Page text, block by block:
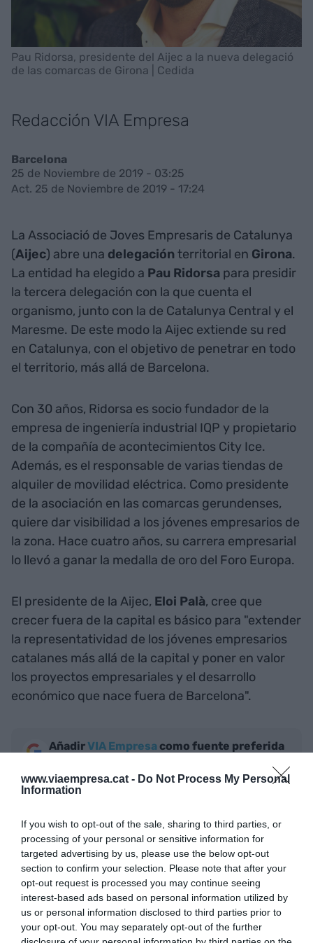
www.viaempresa.cat - Do Not Process My Personal
Information
If you wish to opt-out of the sale, sharing to third parties, or
processing of your personal or sensitive information for
targeted advertising by us, please use the below opt-out
section to confirm your selection. Please note that after your
opt-out request is processed you may continue seeing
interest-based ads based on personal information utilized by
us or personal information disclosed to third parties prior to
your opt-out. You may separately opt-out of the further
Pau Ridorsa, presidente del Aijec a la nueva delegació
de las comarcas de Girona | Cedida
Redacción VIA Empresa
Barcelona
25 de Noviembre de 2019 - 03:25
Act. 25 de Noviembre de 2019 - 17:24
La Associació de Joves Empresaris de Catalunya
(Aijec) abre una delegación territorial en Girona.
La entidad ha elegido a Pau Ridorsa para presidir
la tercera delegación con la que cuenta el
organismo, junto con la de Catalunya Central y el
Maresme. De este modo la Aijec extiende su red
en Catalunya, con el objetivo de penetrar en todo
el territorio, más allá de Barcelona.
Con 30 años, Ridorsa es socio fundador de la
empresa de ingeniería industrial IQP y propietario
de la compañía de acontecimientos City Ice.
Además, es el responsable de varias tiendas de
alquiler de movilidad eléctrica. Como presidente
de la asociación en las comarcas gerundenses,
quiere dar visibilidad a los jóvenes empresarios de
la zona. Hace cuatro años, su carrera empresarial
lo llevó a ganar la medalla de oro del Foro Europa.
El presidente de la Aijec, Eloi Palà, cree que
crecer fuera de la capital es básico para "extender
la representatividad de los jóvenes empresarios
catalanes más allá de la capital y poner en valor
los proyectos empresariales y el desarrollo
económico que nace fuera de Barcelona".
AñadirVIA Empresa como fuente preferida
actualidad
ACTIVAR AHORA